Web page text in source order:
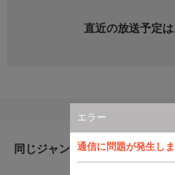
エラー
通信に問題が発生し
直近の放送予定
同じジャンルのおすすめ番組